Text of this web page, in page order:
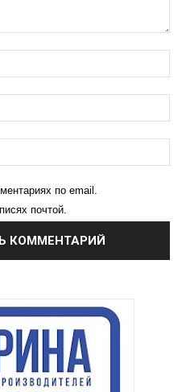
по email.
почтой.